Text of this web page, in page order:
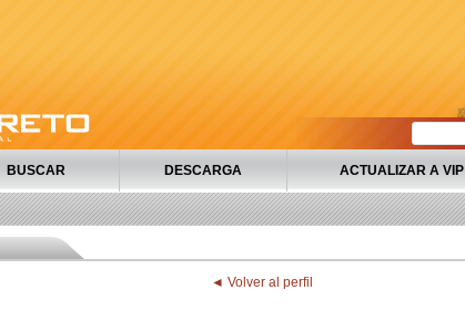
BUSCAR DESCARGA ACTUALIZAR A VIP
◄ Volver al perfil